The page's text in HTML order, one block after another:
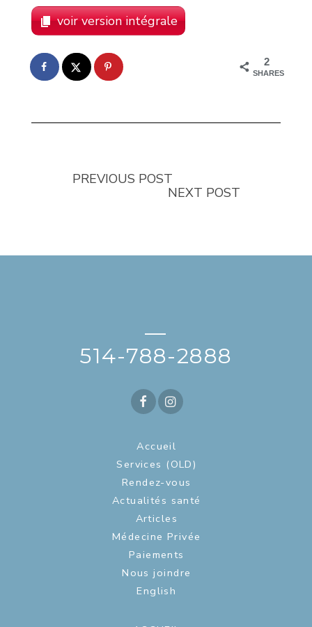
voir version intégrale
2
SHARES
PREVIOUS POST
NEXT POST
—
514-788-2888
Accueil
Services (OLD)
Rendez-vous
Actualités santé
Articles
Médecine Privée
Paiements
Nous joindre
English